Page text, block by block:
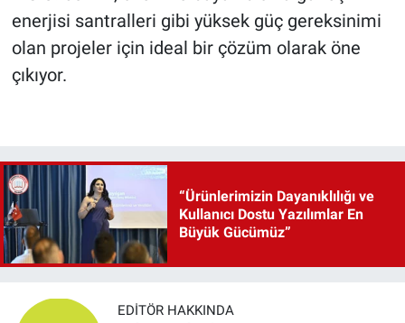
enerjisi santralleri gibi yüksek güç gereksinimi
olan projeler için ideal bir çözüm olarak öne
çıkıyor.
“Ürünlerimizin Dayanıklılığı ve
Kullanıcı Dostu Yazılımlar En
Büyük Gücümüz”
EDITÖR HAKKINDA